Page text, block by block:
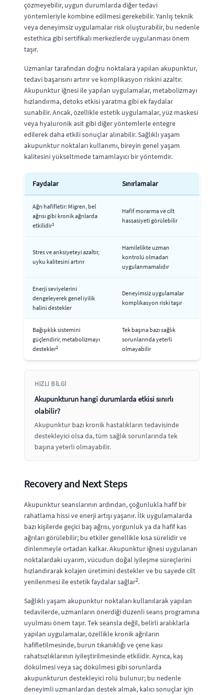
çözmeyebilir, uygun durumlarda diğer tedavi
yöntemleriyle kombine edilmesi gerekebilir. Yanlış teknik
veya deneyimsiz uygulamalar risk oluşturabilir, bu nedenle
estethica gibi sertifikalı merkezlerde uygulanması önem
taşır.
Uzmanlar tarafından doğru noktalara yapılan akupunktur,
tedavi başarısını artırır ve komplikasyon riskini azaltır.
Akupunktur iğnesi ile yapılan uygulamalar, metabolizmayı
hızlandırma, detoks etkisi yaratma gibi ek faydalar
sunabilir. Ancak, özellikle estetik uygulamalar, yüz maskesi
veya hyaluronik asit gibi diğer yöntemlerle entegre
edilerek daha etkili sonuçlar alınabilir. Sağlıklı yaşam
akupunktur noktaları kullanımı, bireyin genel yaşam
kalitesini yükseltmede tamamlayıcı bir yöntemdir.
Faydalar Sınırlamalar
Ağrı hafifletir: Migren, bel
ağrısı gibi kronik ağrılarda
etkilidir1
Hafif morarma ve cilt
hassasiyeti görülebilir
Stres ve anksiyeteyi azaltır,
uyku kalitesini artırır
Hamilelikte uzman
kontrolü olmadan
uygulanmamalıdır
Enerji seviyelerini
dengeleyerek genel iyilik
halini destekler
Deneyimsiz uygulamalar
komplikasyon riski taşır
Bağışıklık sistemini
güçlendirir, metabolizmayı
destekler2
Tek başına bazı sağlık
sorunlarında yeterli
olmayabilir
HIZLI BILGI
Akupunkturun hangi durumlarda etkisi sınırlı
olabilir?
Akupunktur bazı kronik hastalıkların tedavisinde
destekleyici olsa da, tüm sağlık sorunlarında tek
başına yeterli olmayabilir.
Recovery and Next Steps
Akupunktur seanslarının ardından, çoğunlukla hafif bir
rahatlama hissi ve enerji artışı yaşanır. İlk uygulamalarda
bazı kişilerde geçici baş ağrısı, yorgunluk ya da hafif kas
ağrıları görülebilir; bu etkiler genellikle kısa sürelidir ve
dinlenmeyle ortadan kalkar. Akupunktur iğnesi uygulanan
noktalardaki uyarım, vücudun doğal iyileşme süreçlerini
hızlandırarak kolajen üretimini destekler ve bu sayede cilt
yenilenmesi ile estetik faydalar sağlar2.
Sağlıklı yaşam akupunktur noktaları kullanılarak yapılan
tedavilerde, uzmanların önerdiği düzenli seans programına
uyulması önem taşır. Tek seansla değil, belirli aralıklarla
yapılan uygulamalar, özellikle kronik ağrıların
hafifletilmesinde, burun tıkanıklığı ve çene kası
rahatsızlıklarının iyileştirilmesinde etkilidir. Ayrıca, kaş
dökülmesi veya saç dökülmesi gibi sorunlarda
akupunkturun destekleyici rolü bulunur; bu nedenle
deneyimli uzmanlardan destek almak, kalıcı sonuçlar için